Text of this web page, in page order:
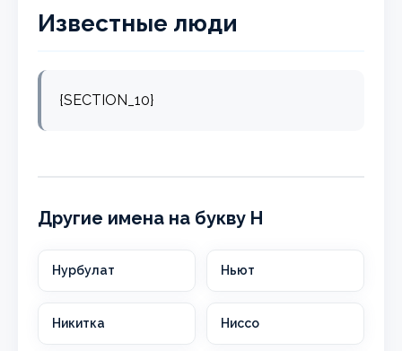
Известные люди
{SECTION_10}
Другие имена на букву Н
Нурбулат Ньют
Никитка Ниссо